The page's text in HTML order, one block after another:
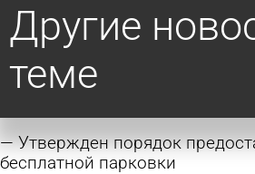
Другие
теме
Утвержден порядок
бесплатной парковки